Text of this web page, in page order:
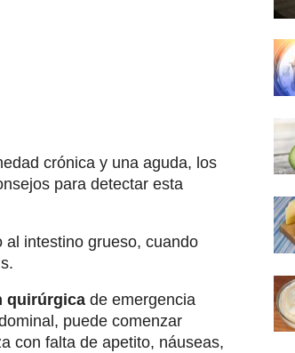
crónica y una aguda, los
para detectar esta
intestino grueso, cuando
quirúrgica de emergencia
puede comenzar
con falta de apetito, náuseas,